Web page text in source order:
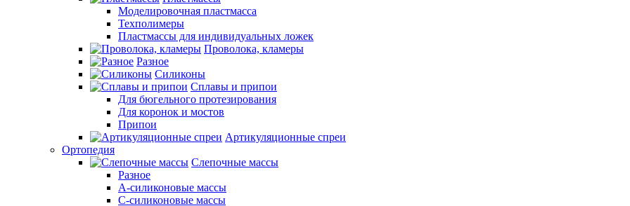
Моделировочная пластмасса
Техполимеры
Пластмассы для индивидуальных ложек
Проволока, кламеры
Разное
Силиконы
Сплавы и припои
Для бюгельного протезирования
Для коронок и мостов
Припои
Артикуляционные спреи
Ортопедия
Слепочные массы
Разное
А-силиконовые массы
С-силиконовые массы